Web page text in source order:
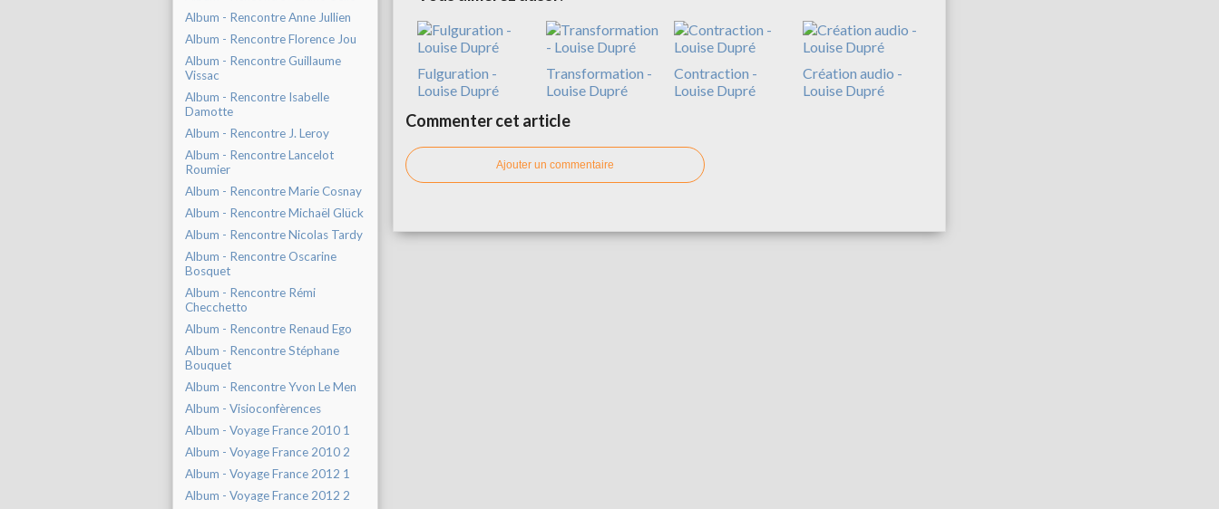
Album - Rencontre Anne Jullien
Album - Rencontre Florence Jou
Album - Rencontre Guillaume
Vissac
Album - Rencontre Isabelle
Damotte
Album - Rencontre J. Leroy
Album - Rencontre Lancelot
Roumier
Album - Rencontre Marie Cosnay
Album - Rencontre Michaël Glück
Album - Rencontre Nicolas Tardy
Album - Rencontre Oscarine
Bosquet
Album - Rencontre Rémi
Checchetto
Album - Rencontre Renaud Ego
Album - Rencontre Stéphane
Bouquet
Album - Rencontre Yvon Le Men
Album - Visioconfèrences
Album - Voyage France 2010 1
Album - Voyage France 2010 2
Album - Voyage France 2012 1
Album - Voyage France 2012 2
Fulguration -
Louise Dupré
Transformation -
Louise Dupré
Contraction -
Louise Dupré
Création audio -
Louise Dupré
Commenter cet article
Ajouter un commentaire